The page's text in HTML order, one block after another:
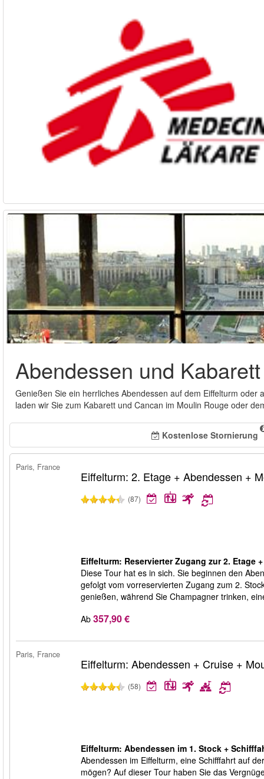
Abendessen und
Genießen Sie ein herrliches Abendessen auf dem Eiffelturm
laden wir Sie zum Kabarett und Cancan im Moulin Rouge oder
Kostenlose Stornierung
Paris, France
Eiffelturm: 2. Etage + Abendessen +
(87)
Eiffelturm: Reservierter Zugang zur 2. Etage
Diese Tour hat es in sich. Sie beginnen den
gefolgt vom vorreservierten Zugang zum 2.
genießen, während Sie Champagner trinken,
Ab 357,90 €
Paris, France
Eiffelturm: Abendessen + Cruise +
(58)
Eiffelturm: Abendessen im 1. Stock +
Abendessen im Eiffelturm, eine Schifffahrt auf
mögen? Auf dieser Tour haben Sie das